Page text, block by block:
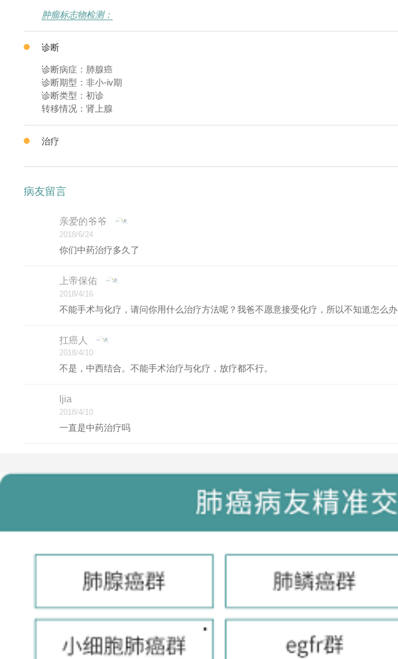
肿瘤标志物检测：
诊断
诊断病症：肺腺癌
诊断期型：非小-iv期
诊断类型：初诊
转移情况：肾上腺
治疗
病友留言
亲爱的爷爷
2018/6/24
你们中药治疗多久了
上帝保佑
2018/4/16
不能手术与化疗，请问你用什么治疗方法呢？我爸不愿意接受化疗，所以不知道怎么办
扛癌人
2018/4/10
不是，中西结合。不能手术治疗与化疗，放疗都不行。
ljia
2018/4/10
一直是中药治疗吗